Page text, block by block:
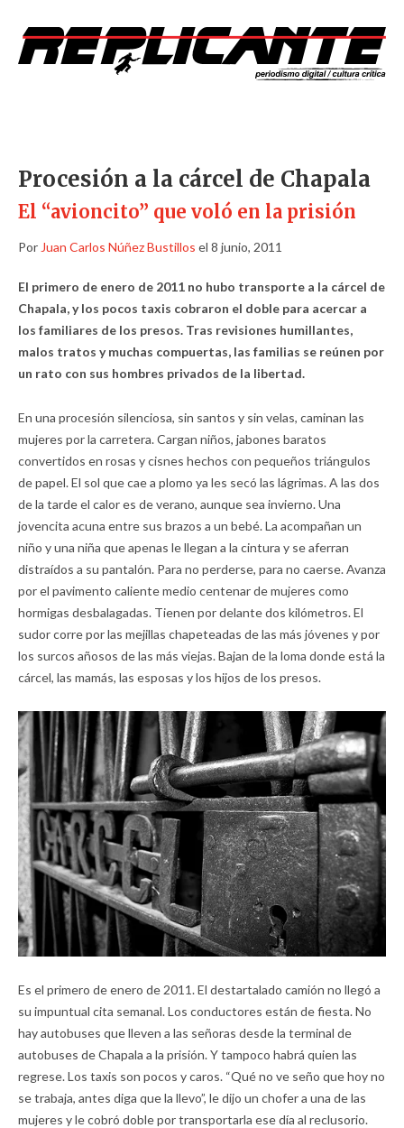
Procesión a la cárcel de Chapala
El “avioncito” que voló en la prisión
Por Juan Carlos Núñez Bustillos el 8 junio, 2011
El primero de enero de 2011 no hubo transporte a la cárcel de
Chapala, y los pocos taxis cobraron el doble para acercar a
los familiares de los presos. Tras revisiones humillantes,
malos tratos y muchas compuertas, las familias se reúnen por
un rato con sus hombres privados de la libertad.
En una procesión silenciosa, sin santos y sin velas, caminan las
mujeres por la carretera. Cargan niños, jabones baratos
convertidos en rosas y cisnes hechos con pequeños triángulos
de papel. El sol que cae a plomo ya les secó las lágrimas. A las dos
de la tarde el calor es de verano, aunque sea invierno. Una
jovencita acuna entre sus brazos a un bebé. La acompañan un
niño y una niña que apenas le llegan a la cintura y se aferran
distraídos a su pantalón. Para no perderse, para no caerse. Avanza
por el pavimento caliente medio centenar de mujeres como
hormigas desbalagadas. Tienen por delante dos kilómetros. El
sudor corre por las mejillas chapeteadas de las más jóvenes y por
los surcos añosos de las más viejas. Bajan de la loma donde está la
cárcel, las mamás, las esposas y los hijos de los presos.
Es el primero de enero de 2011. El destartalado camión no llegó a
su impuntual cita semanal. Los conductores están de fiesta. No
hay autobuses que lleven a las señoras desde la terminal de
autobuses de Chapala a la prisión. Y tampoco habrá quien las
regrese. Los taxis son pocos y caros. “Qué no ve seño que hoy no
se trabaja, antes diga que la llevo”, le dijo un chofer a una de las
mujeres y le cobró doble por transportarla ese día al reclusorio.